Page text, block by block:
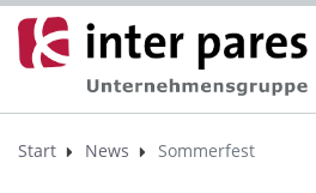
Start News Sommerfest